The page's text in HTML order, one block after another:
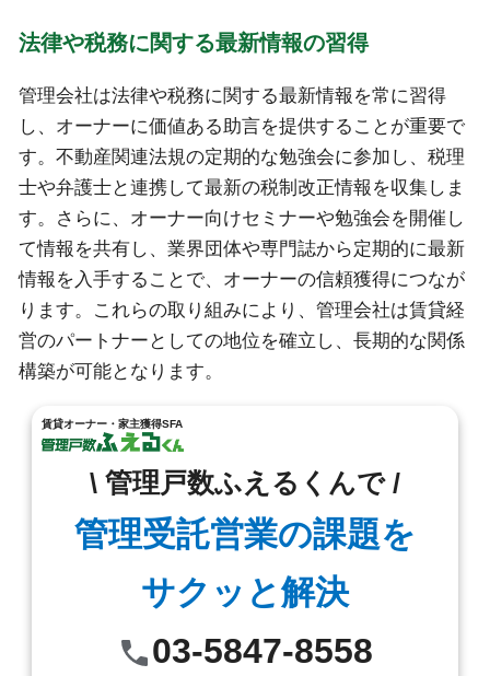
法律や税務に関する最新情報の習得
管理会社は法律や税務に関する最新情報を常に習得
し、オーナーに価値ある助言を提供することが重要で
す。不動産関連法規の定期的な勉強会に参加し、税理
士や弁護士と連携して最新の税制改正情報を収集しま
す。さらに、オーナー向けセミナーや勉強会を開催し
て情報を共有し、業界団体や専門誌から定期的に最新
情報を入手することで、オーナーの信頼獲得につなが
ります。これらの取り組みにより、管理会社は賃貸経
営のパートナーとしての地位を確立し、長期的な関係
構築が可能となります。
賃貸オーナー・家主獲得SFA
\ 管理戸数ふえるくんで /
管理受託営業の課題を
サクッと解決
03-5847-8558